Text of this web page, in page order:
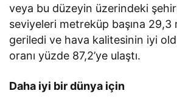
veya bu düzeyin üzerindeki
seviyeleri metreküp başına 29,3
geriledi ve hava kalitesinin iyi
oranı yüzde 87,2’ye ulaştı.
Daha iyi bir dünya için